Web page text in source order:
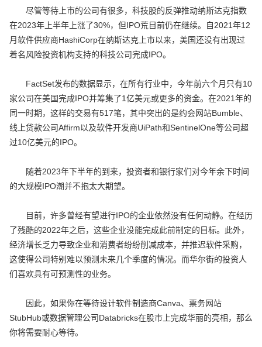
尽管等待上市的公司有很多，科技股的反弹推动纳斯达克指数
在2023年上半年上涨了30%，但IPO荒目前仍在继续。自2021年12
月软件供应商HashiCorp在纳斯达克上市以来，美国还没有出现过
着名风险投资机构支持的科技公司完成IPO。
FactSet发布的数据显示，在所有行业中，今年前六个月只有10
家公司在美国完成IPO并筹集了1亿美元或更多的资金。在2021年的
同一时期，这样的交易有517笔，其中突出的是约会网站Bumble、
线上贷款公司Affirm以及软件开发商UiPath和SentinelOne等公司超
过10亿美元的IPO。
随着2023年下半年的到来，投资者和银行家们对今年余下时间
的大规模IPO潮并不抱太大期望。
目前，许多曾经有望进行IPO的企业依然没有任何动静。在经历
了残酷的2022年之后，这些企业没能完成此前制定的目标。此外，
经济增长乏力导致企业和消费者纷纷削减成本，并推迟软件采购，
这使得公司特别难以预测未来几个季度的情况。而华尔街的投资人
们喜欢具有可预测性的业务。
因此，如果你在等待设计软件制造商Canva、票务网站
StubHub或数据管理公司Databricks在股市上完成华丽的亮相，那么
你将需要耐心等待。